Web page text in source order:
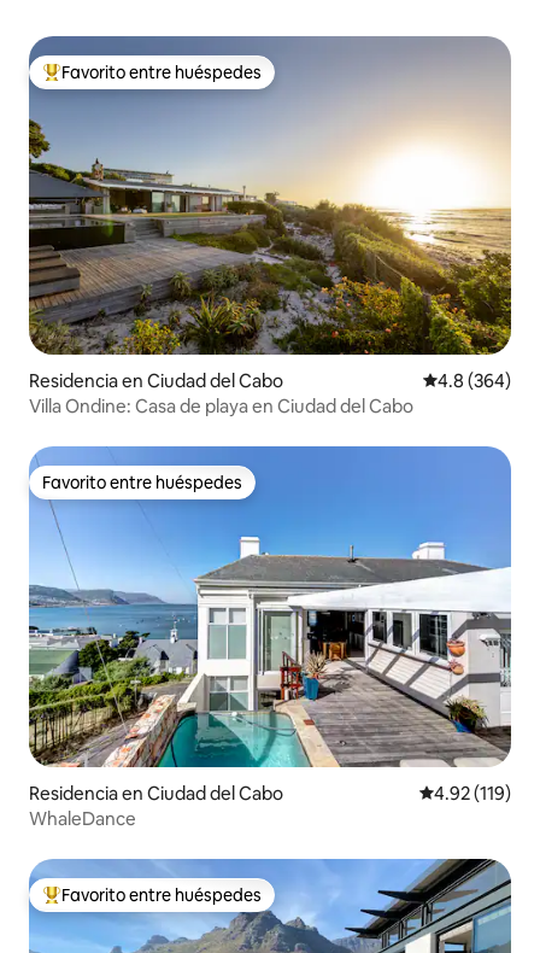
De los mejores en Favorito entre huéspedes
Favorito entre huéspedes
Residencia en Ciudad del Cabo Calificación
4.8 (364)
Villa Ondine: Casa de playa en Ciudad del Cabo
Favorito entre huéspedes
Favorito entre huéspedes
Residencia en Ciudad del Cabo Calificación
4.92 (119)
WhaleDance
De los mejores en Favorito entre huéspedes
Favorito entre huéspedes